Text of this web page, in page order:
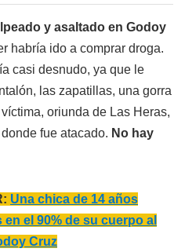
y asaltado en Godoy
habría ido a comprar droga.
casi desnudo, ya que le
las zapatillas, una gorra
oriunda de Las Heras,
fue atacado. No hay
Una chica de 14 años
el 90% de su cuerpo al
Cruz